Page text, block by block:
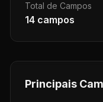
Total de Campos
14 campos
Principais